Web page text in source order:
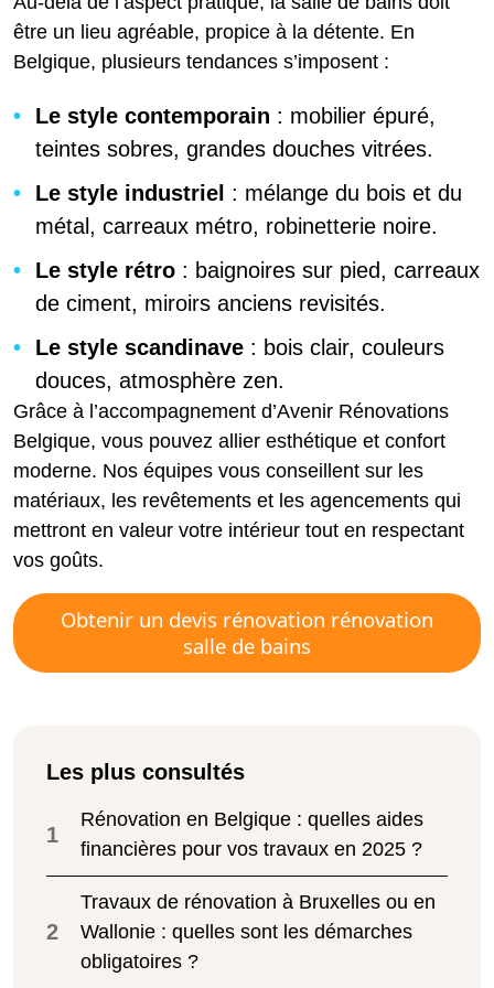
être un lieu agréable, propice à la détente. En
Belgique, plusieurs tendances s’imposent :
Le style contemporain : mobilier épuré,
teintes sobres, grandes douches vitrées.
Le style industriel : mélange du bois et du
métal, carreaux métro, robinetterie noire.
Le style rétro : baignoires sur pied, carreaux
de ciment, miroirs anciens revisités.
Le style scandinave : bois clair, couleurs
douces, atmosphère zen.
Grâce à l’accompagnement d’Avenir Rénovations
Belgique, vous pouvez allier esthétique et confort
moderne. Nos équipes vous conseillent sur les
matériaux, les revêtements et les agencements qui
mettront en valeur votre intérieur tout en respectant
vos goûts.
Obtenir un devis rénovation rénovation
salle de bains
Les plus consultés
1
Rénovation en Belgique : quelles aides
financières pour vos travaux en 2025 ?
2
Travaux de rénovation à Bruxelles ou en
Wallonie : quelles sont les démarches
obligatoires ?